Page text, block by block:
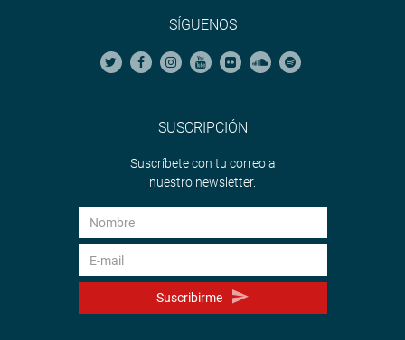
SÍGUENOS
SUSCRIPCIÓN
Suscríbete con tu correo a
nuestro newsletter.
Suscribirme